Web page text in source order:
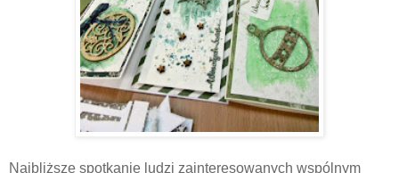
Najbliższe spotkanie ludzi zainteresowanych wspólnym